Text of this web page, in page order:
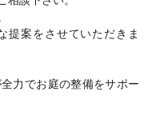
提案をさせていただきま
力でお庭の整備をサポー